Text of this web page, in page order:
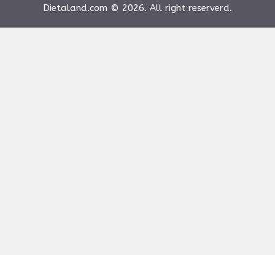
Dietaland.com © 2026. All right reserverd.